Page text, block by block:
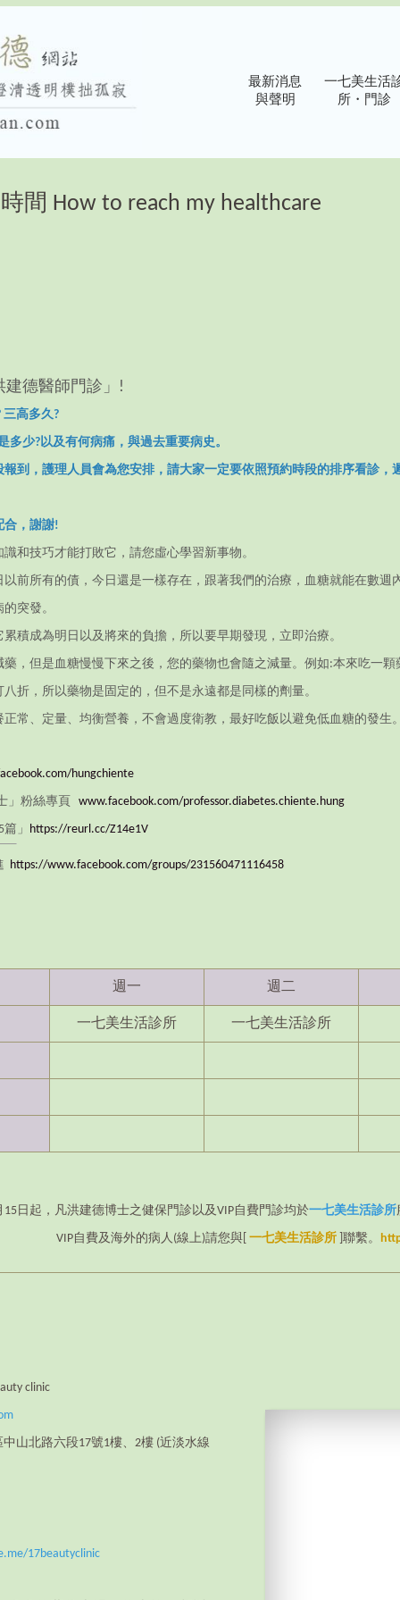
最新消息
與聲明
一七美生活
所・門診
間 How to reach my healthcare
建德醫師門診」!
高多久?
多少?以及有何病痛，與過去重要病史。
到，護理人員會為您安排，請大家一定要依照預約時段的排序看診，
合，謝謝!
和技巧才能打敗它，請您虛心學習新事物。
前所有的債，今日還是一樣存在，跟著我們的治療，血糖就能在數週
突發。
積成為明日以及將來的負擔，所以要早期發現，立即治療。
，但是血糖慢慢下來之後，您的藥物也會隨之減量。例如:本來吃一顆
折，所以藥物是固定的，但不是永遠都是同樣的劑量。
常、定量、均衡營養，不會過度衛教，最好吃飯以避免低血糖的發生。
hungchiente
」粉絲專頁 www.facebook.com/professor.diabetes.chiente.hung
」 https://reurl.cc/Z14e1V
https://www.facebook.com/groups/231560471116458
週一 週二
一七美生活診所 一七美生活診所
15日起，凡洪建德博士之健保門診以及VIP自費門診均於一七美生活診所
VIP自費及海外的病人(線上)請您與[ 一七美生活診所]聯繫。
clinic
山北路六段17號1樓、2樓 (近淡水線
17beautyclinic